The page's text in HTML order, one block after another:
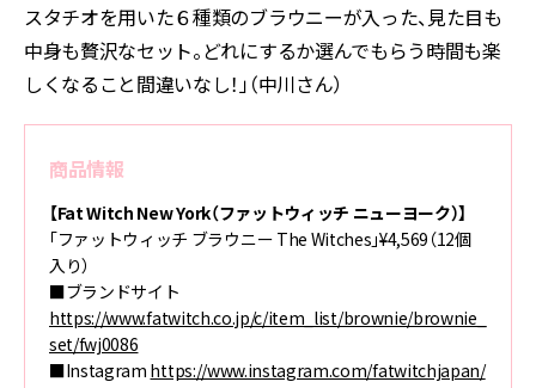
スタチオを用いた６種類のブラウニーが入った、見た目も
中身も贅沢なセット。どれにするか選んでもらう時間も楽
しくなること間違いなし！」（中川さん）
商品情報
【Fat Witch New York（ファットウィッチ ニューヨーク）】
「ファットウィッチ ブラウニー The Witches」¥4,569（12個
入り）
■ブランドサイト
https://www.fatwitch.co.jp/c/item_list/brownie/brownie_
set/fwj0086
■Instagram https://www.instagram.com/fatwitchjapan/